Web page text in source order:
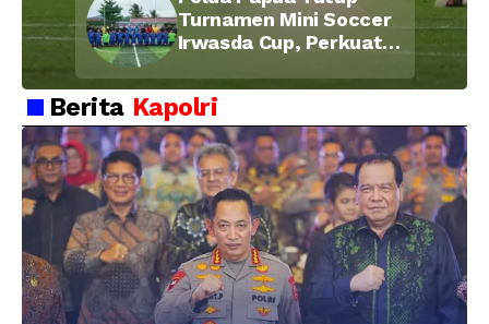
Turnamen Mini Soccer
Irwasda Cup, Perkuat
Kebersamaan Personel
Berita Kapolri